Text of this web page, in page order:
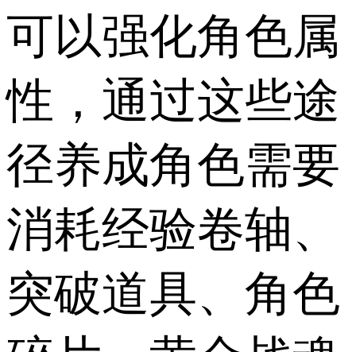
可以强化角色属
性，通过这些途
径养成角色需要
消耗经验卷轴、
突破道具、角色